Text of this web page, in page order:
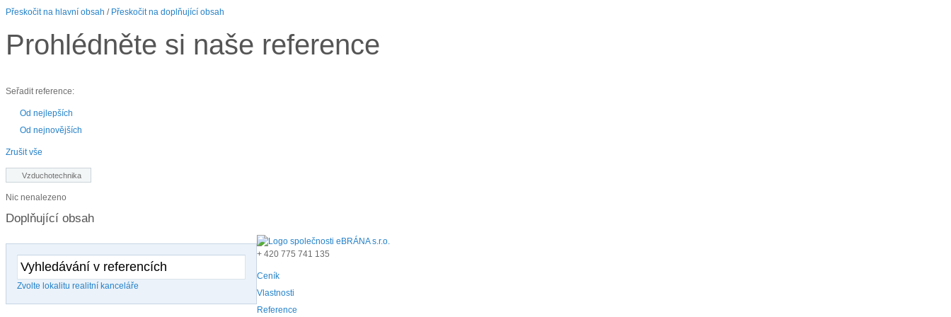
Přeskočit na hlavní obsah / Přeskočit na doplňující obsah
Prohlédněte si naše reference
Seřadit reference:
Od nejlepších
Od nejnovějších
Zrušit vše
Vzduchotechnika
Nic nenalezeno
Doplňující obsah
Zvolte lokalitu realitní kanceláře
+ 420 775 741 135
Ceník
Vlastnosti
Reference